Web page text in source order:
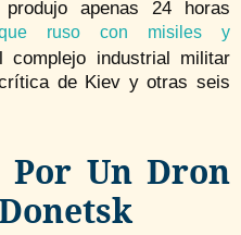
apenas 24 horas
ruso con misiles y
complejo industrial militar
de Kiev y otras seis
Por Un Dron